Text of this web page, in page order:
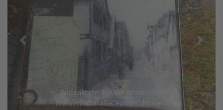
Gedenktafel für die historische
Wasserhofstraße, Foto: Kulturamt
vorheriges